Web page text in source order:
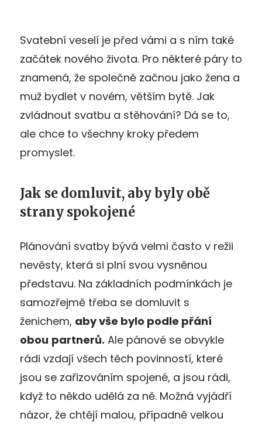
Svatební veselí je před vámi a s ním také
začátek nového života. Pro některé páry to
znamená, že společně začnou jako žena a
muž bydlet v novém, větším bytě. Jak
zvládnout svatbu a stěhování? Dá se to,
ale chce to všechny kroky předem
promyslet.
Jak se domluvit, aby byly obě
strany spokojené
Plánování svatby bývá velmi často v režii
nevěsty, která si plní svou vysněnou
představu. Na základních podmínkách je
samozřejmě třeba se domluvit s
ženichem, aby vše bylo podle přání
obou partnerů. Ale pánové se obvykle
rádi vzdají všech těch povinností, které
jsou se zařizováním spojené, a jsou rádi,
když to někdo udělá za ně. Možná vyjádří
názor, že chtějí malou, případně velkou